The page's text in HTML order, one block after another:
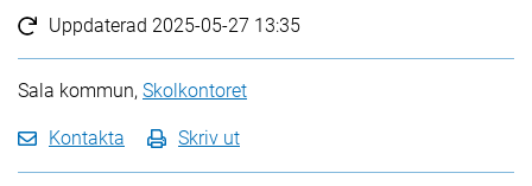
Uppdaterad 2025-05-27 13:35
Sala kommun, Skolkontoret
Kontakta Skriv ut